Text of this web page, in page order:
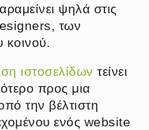
ψηλά στις
των
κοινού.
ιστοσελίδων τείνει
προς μια
την βέλτιστη
ενός website